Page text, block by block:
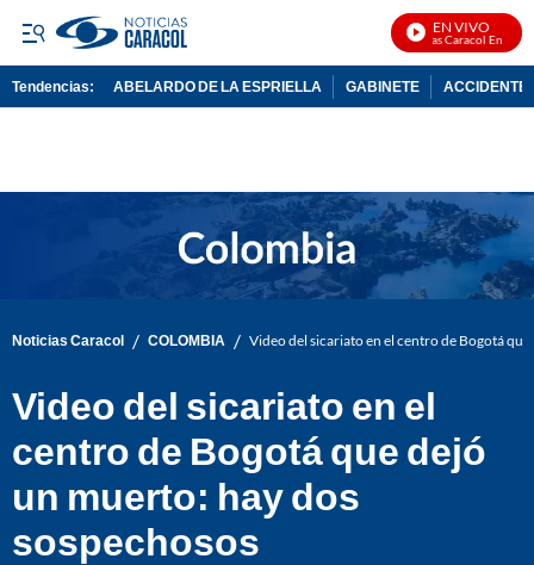
EN VIVO
Noticias Caracol En Vivo
Tendencias: ABELARDO DE LA ESPRIELLA GABINETE ACCIDENTE
Noticias Caracol / COLOMBIA / Video del sicariato en el centro de Bogotá
Video del sicariato en el
centro de Bogotá que dejó
un muerto: hay dos
sospechosos